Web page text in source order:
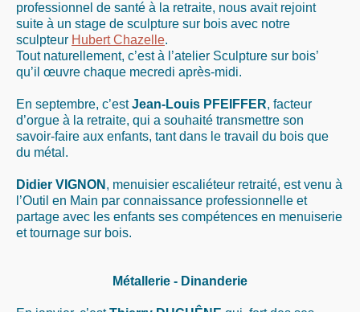
professionnel de santé à la retraite, nous avait rejoint
suite à un stage de sculpture sur bois avec notre
sculpteur Hubert Chazelle.
Tout naturellement, c’est à l’atelier Sculpture sur bois’
qu’il œuvre chaque mecredi après-midi.
En septembre, c’estJean-Louis PFEIFFER, facteur
d’orgue à la retraite, qui a souhaité transmettre son
savoir-faire aux enfants, tant dans le travail du bois que
du métal.
Didier VIGNON , menuisier escaliéteur retraité, est venu à
l’Outil en Main par connaissance professionnelle et
partage avec les enfants ses compétences en menuiserie
et tournage sur bois.
Métallerie - Dinanderie